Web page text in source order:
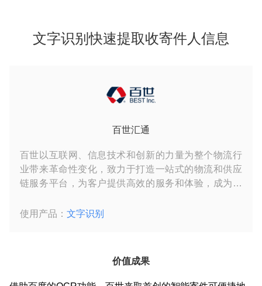
文字识别快速提取收寄件人信息
百世汇通
百世以互联网、信息技术和创新的力量为整个物流行
业带来革命性变化，致力于打造一站式的物流和供应
链服务平台，为客户提供高效的服务和体验，成为最
使用产品： 文字识别
价值成果